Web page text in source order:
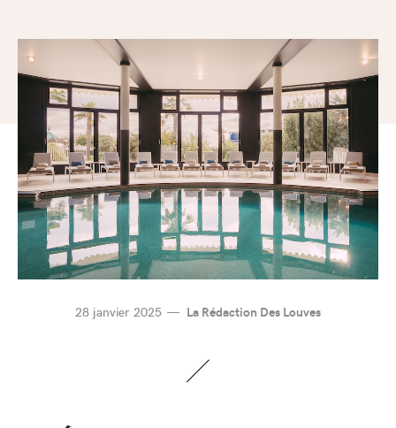
28 janvier 2025 La Rédaction Des Louves